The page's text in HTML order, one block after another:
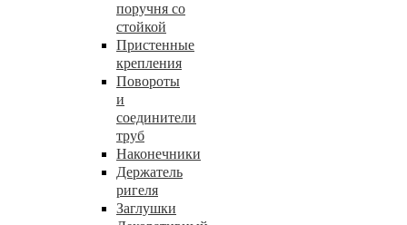
поручня со
стойкой
Пристенные
крепления
Повороты
и
соединители
труб
Наконечники
Держатель
ригеля
Заглушки